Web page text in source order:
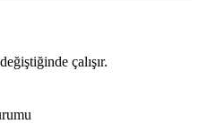
çalışır.